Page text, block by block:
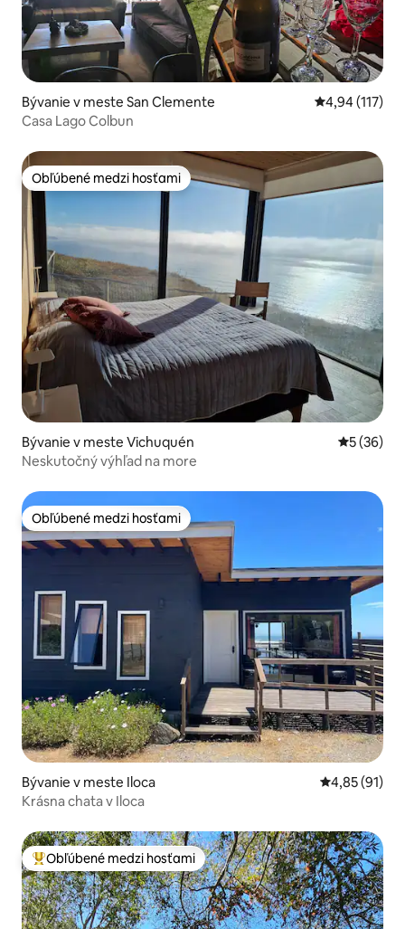
Bývanie v meste San Clemente Priemerné
4,94 (117)
Casa Lago Colbun
Obľúbené medzi hosťami
Obľúbené medzi hosťami
Bývanie v meste Vichuquén
5 (36)
Neskutočný výhľad na more
Obľúbené medzi hosťami
Obľúbené medzi hosťami
Bývanie v meste Iloca Priemerné
4,85 (91)
Krásna chata v Iloca
Najobľúbenejšie medzi hosťami
Obľúbené medzi hosťami